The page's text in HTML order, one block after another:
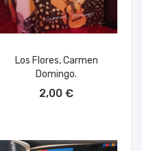
Los Flores, Carmen
Domingo.
2,00 €